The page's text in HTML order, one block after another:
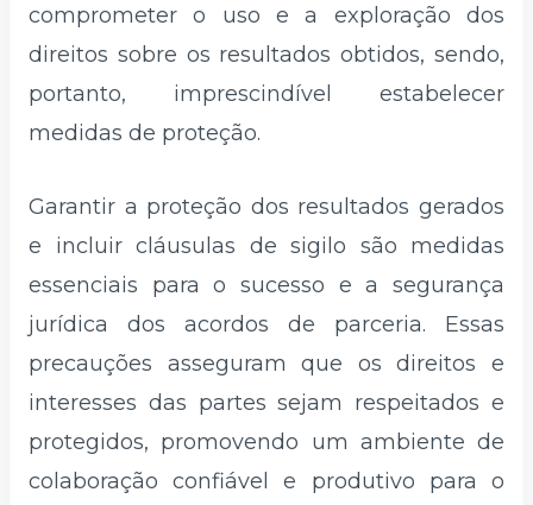
comprometer o uso e a exploração dos
direitos sobre os resultados obtidos, sendo,
portanto, imprescindível estabelecer
medidas de proteção.
Garantir a proteção dos resultados gerados
e incluir cláusulas de sigilo são medidas
essenciais para o sucesso e a segurança
jurídica dos acordos de parceria. Essas
precauções asseguram que os direitos e
interesses das partes sejam respeitados e
protegidos, promovendo um ambiente de
colaboração confiável e produtivo para o